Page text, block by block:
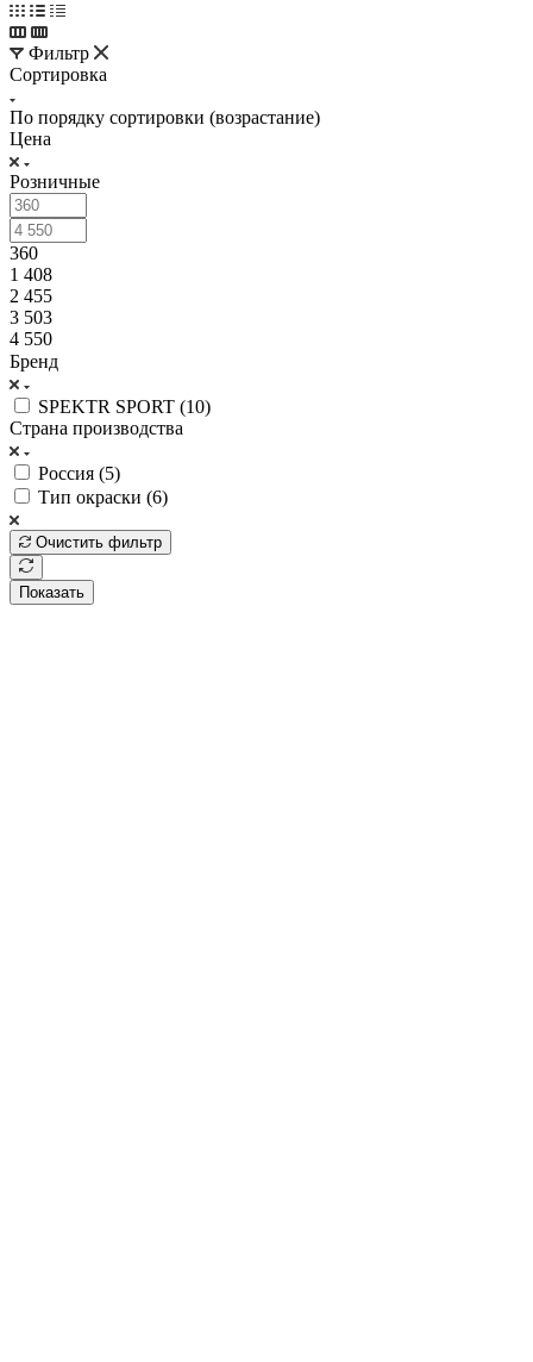
Фильтр
Сортировка
По порядку сортировки (возрастание)
Цена
Розничные
360
1 408
2 455
3 503
4 550
Бренд
SPEKTR SPORT (10)
Страна производства
Россия (5)
Тип окраски (6)
Очистить фильтр
Показать